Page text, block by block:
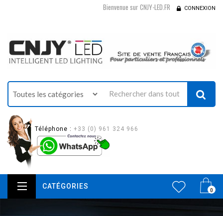
Bienvenue sur CNJY-LED.FR CONNEXION
Téléphone : +33 (0) 961 324 966
0
CATÉGORIES